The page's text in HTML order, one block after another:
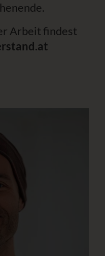
Arbeit findest